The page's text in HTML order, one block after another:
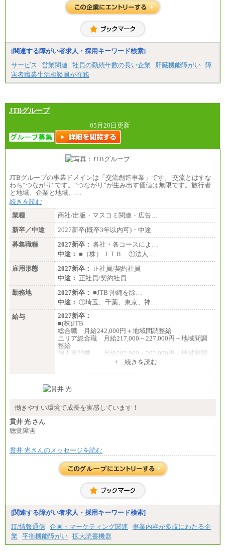
[関連する障がい者求人・採用キーワード検索]
サービス
営業関連 社員の勤続年数の長い企業 肝臓機能障がい 障
害者職業生活相談員が在籍
JTBグループ
05月20日更新
JTBグループの事業ドメインは「交流創造事業」です。 交流とはすな
わち“つながり”です。“つながり”が生み出す価値は無限です。旅行者
と地域、企業と地域、…
続きを読む
業種
商社/出版・マスコミ関連・広告…
新卒／中途
2027新卒(既卒3年以内可)・中途
募集職種
2027新卒： 各社・各コースによ…
中途： ■（株）ＪＴＢ ①法人…
雇用形態
2027新卒： 正社員/契約社員
中途： 正社員/契約社員
勤務地
2027新卒： ■JTB 沖縄を除…
中途： ①埼玉、千葉、東京、神…
給与
2027新卒：
■(株)JTB
総合職 月給242,000円＋地域間調整給
エリア総合職 月給217,000～227,000円＋地域間調
整給
個人専門職 月給202,000～202,000円＋地域間調
総合職 月給208,000～235,000円
※詳細はJTBキャリアサイトよりご確認ください。
総合職 月給220,000～230,000円＋地域間調整給
整給
※詳細はJTBキャリアサイトよりご確認ください。
■(株)JTBコミュニケーションデザイン
総合職 月給230,000円
みなし残業手当：20,000円（一律支給）※みなし
残業手当の残業時間は10.43時間。
間に応じて、時間外手当等を支給。
エリアサポート職 月給188,000円
+ 続きを読む
働きやすい環境で成長を実感しています！
貫井 光 さん
聴覚障害
貫井 光さんのメッセージを読む
[関連する障がい者求人・採用キーワード検索]
IT/情報通信 企画・マーケティング関連
事業内容が多岐にわたる企
業
平衡機能障がい 拡大読書機器